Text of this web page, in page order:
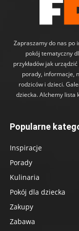
Zapraszamy do nas po
pokój tematyczny
przykładów jak
porady, informacje,
rodziców i dzieci.
dziecka. Alchemy lista
Popularne
Inspiracje
Porady
Kulinaria
Pokój dla dziecka
Zakupy
Zabawa